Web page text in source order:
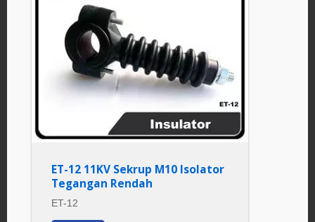
ET-12 11KV Sekrup M10 Isolator
Tegangan Rendah
ET-12